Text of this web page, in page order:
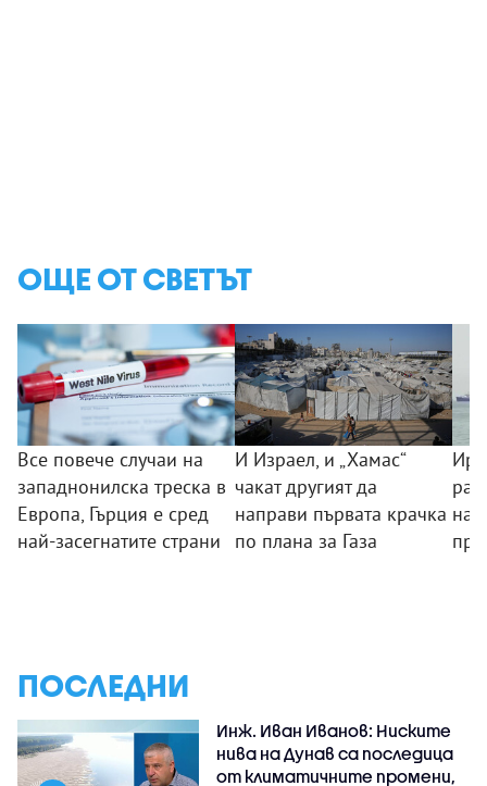
ОЩЕ ОТ СВЕТЪТ
Все повече случаи на
западнонилска треска в
Европа, Гърция е сред
най-засегнатите страни
И Израел, и „Хамас“
чакат другият да
направи първата крачка
по плана за Газа
на
ПОСЛЕДНИ
Инж. Иван Иванов: Ниските
нива на Дунав са последица
от климатичните промени,